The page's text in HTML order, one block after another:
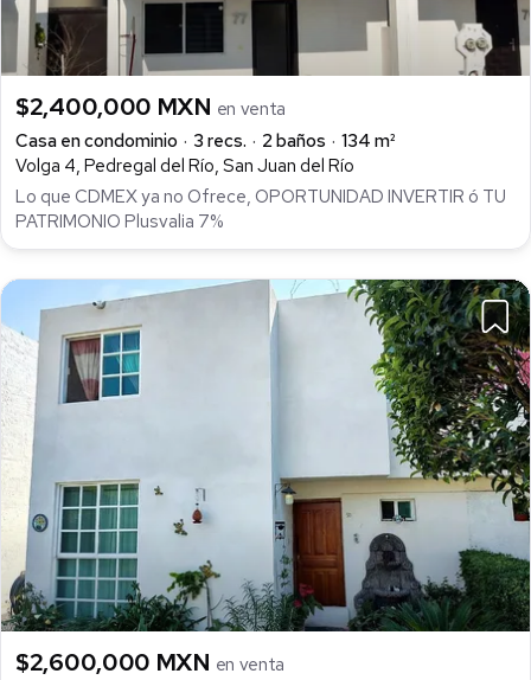
$2,400,000 MXN en venta
Casa en condominio
3 recs. 2 baños
134 m²
Volga 4, Pedregal del Río, San Juan del Río
Lo que CDMEX ya no Ofrece, OPORTUNIDAD INVERTIR ó TU
PATRIMONIO Plusvalia 7%
$2,600,000 MXN en venta